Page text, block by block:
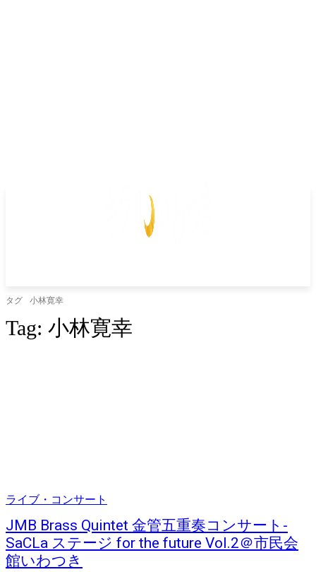
タグ 小林寛幸
Tag: 小林寛幸
ライブ・コンサート
JMB Brass Quintet 金管五重奏コンサート-
SaCLa ステージ for the future Vol.2＠市民会
館いわつき